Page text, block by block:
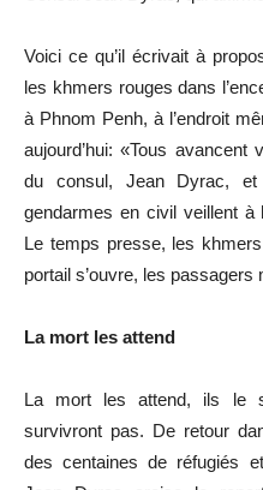
Voici ce qu’il écrivait à
les khmers rouges dans
à Phnom Penh, à l’endroit
aujourd’hui: «Tous
du consul, Jean Dyrac, et
gendarmes en civil veillent à
Le temps presse, les
portail s’ouvre, les
La mort les attend
La mort les attend, ils le
survivront pas. De retour
des centaines de réfugiés